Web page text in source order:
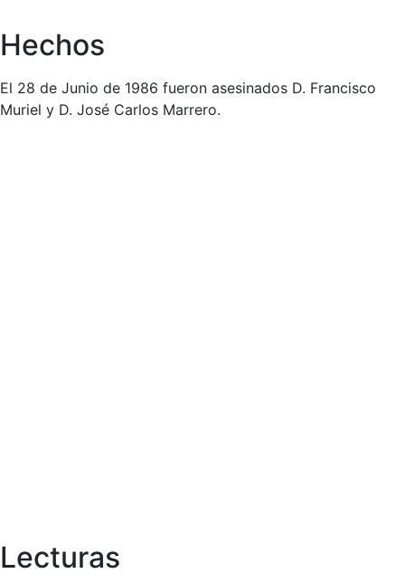
Hechos
El 28 de Junio de 1986 fueron asesinados D. Francisco
Muriel y D. José Carlos Marrero.
Lecturas